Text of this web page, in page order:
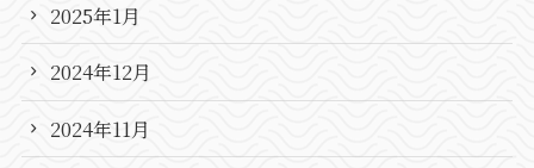
2025年1月
2024年12月
2024年11月